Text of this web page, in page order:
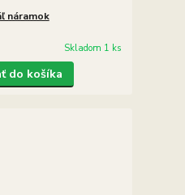
náramok
Skladom 1 ks
do košíka